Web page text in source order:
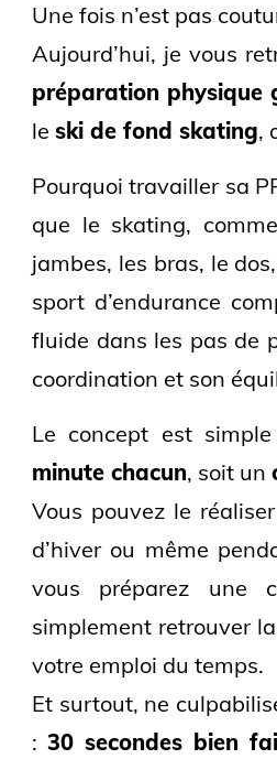
Une fois n’est pas
Aujourd’hui, je vous
préparation physique
le ski de fond skating,
Pourquoi travailler sa
que le skating,
jambes, les bras, le
sport d’endurance
fluide dans les pas de
coordination et son
Le concept est
minute chacun, soit un
Vous pouvez le réaliser
d’hiver ou même
vous préparez une
simplement retrouver
votre emploi du temps.
Et surtout, ne
:30 secondes bien